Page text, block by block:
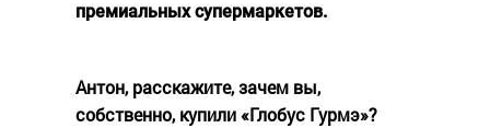
премиальных супермаркетов.
Антон, расскажите, зачем вы,
собственно, купили «Глобус Гурмэ»?